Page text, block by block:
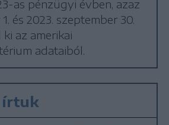
as pénzügyi évben, azaz
és 2023. szeptember 30.
az amerikai
adataiból.
írtuk